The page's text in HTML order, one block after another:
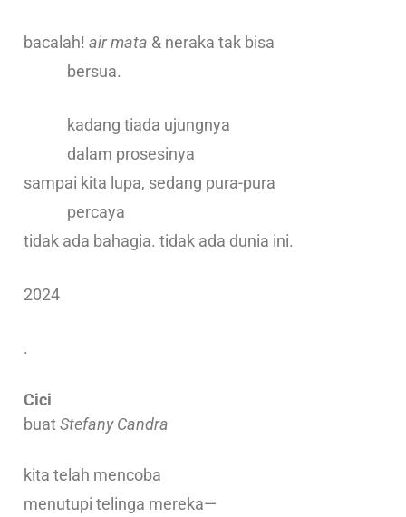
bacalah! air mata & neraka tak bisa
bersua.
kadang tiada ujungnya
dalam prosesinya
sampai kita lupa, sedang pura-pura
percaya
tidak ada bahagia. tidak ada dunia ini.
2024
.
Cici
buatStefany Candra
kita telah mencoba
menutupi telinga mereka—